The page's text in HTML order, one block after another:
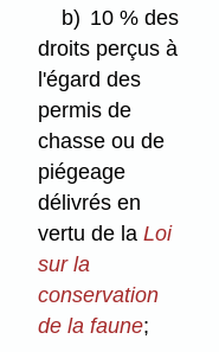
b) 10 % des
droits perçus à
l'égard des
permis de
chasse ou de
piégeage
délivrés en
vertu de laLoi
sur la
conservation
de la faune;